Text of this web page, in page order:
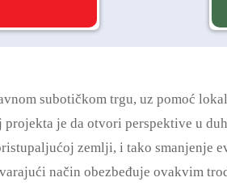
subotičkom trgu, uz pomoć
je da otvori perspektive u
zemlji, i tako smanjenje
način obezbeđuje ovakvim